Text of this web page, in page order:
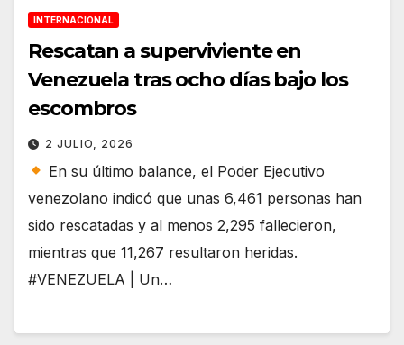
INTERNACIONAL
Rescatan a superviviente en
Venezuela tras ocho días bajo los
escombros
2 JULIO, 2026
En su último balance, el Poder Ejecutivo
venezolano indicó que unas 6,461 personas han
sido rescatadas y al menos 2,295 fallecieron,
mientras que 11,267 resultaron heridas.
#VENEZUELA | Un…